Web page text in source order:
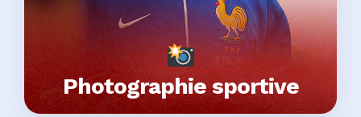
Photographie sportive